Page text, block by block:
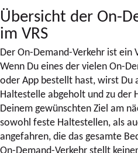
Übersicht der On-
im VRS
Der On-Demand-Verkehr ist ein
Wenn Du eines der vielen On-
oder App bestellt hast, wirst Du
Haltestelle abgeholt und zu der
Deinem gewünschten Ziel am
sowohl feste Haltestellen, als
angefahren, die das gesamte
On-Demand-Verkehr stellt